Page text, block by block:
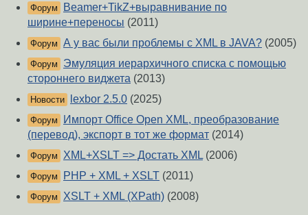
Форум
Beamer+TikZ+выравнивание по
ширине+переносы (2011)
Форум А у вас были проблемы с XML в JAVA? (2005)
Форум
Эмуляция иерархичного списка с помощью
стороннего виджета (2013)
Новости lexbor 2.5.0 (2025)
Форум
Импорт Office Open XML, преобразование
(перевод), экспорт в тот же формат (2014)
Форум XML+XSLT => Достать XML (2006)
Форум PHP + XML + XSLT (2011)
Форум XSLT + XML (XPath) (2008)